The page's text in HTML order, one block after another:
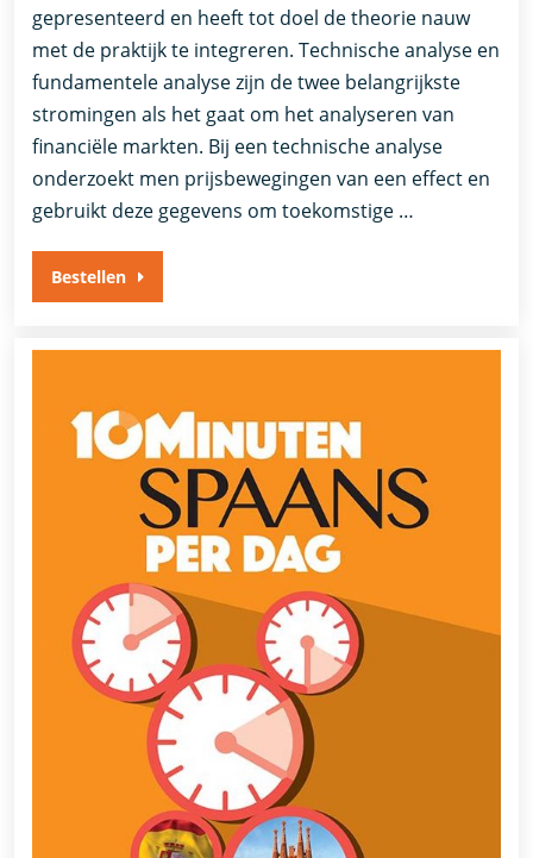
gepresenteerd en heeft tot doel de theorie nauw
met de praktijk te integreren. Technische analyse en
fundamentele analyse zijn de twee belangrijkste
stromingen als het gaat om het analyseren van
financiële markten. Bij een technische analyse
onderzoekt men prijsbewegingen van een effect en
gebruikt deze gegevens om toekomstige …
Bestellen